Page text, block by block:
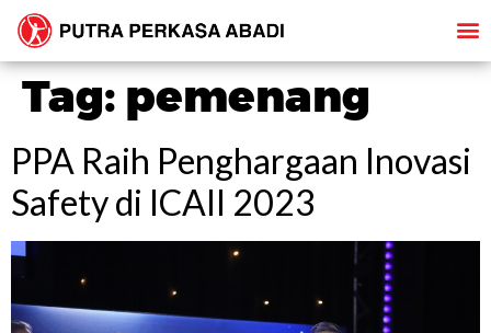
Tag: pemenang
PPA Raih Penghargaan Inovasi
Safety di ICAII 2023